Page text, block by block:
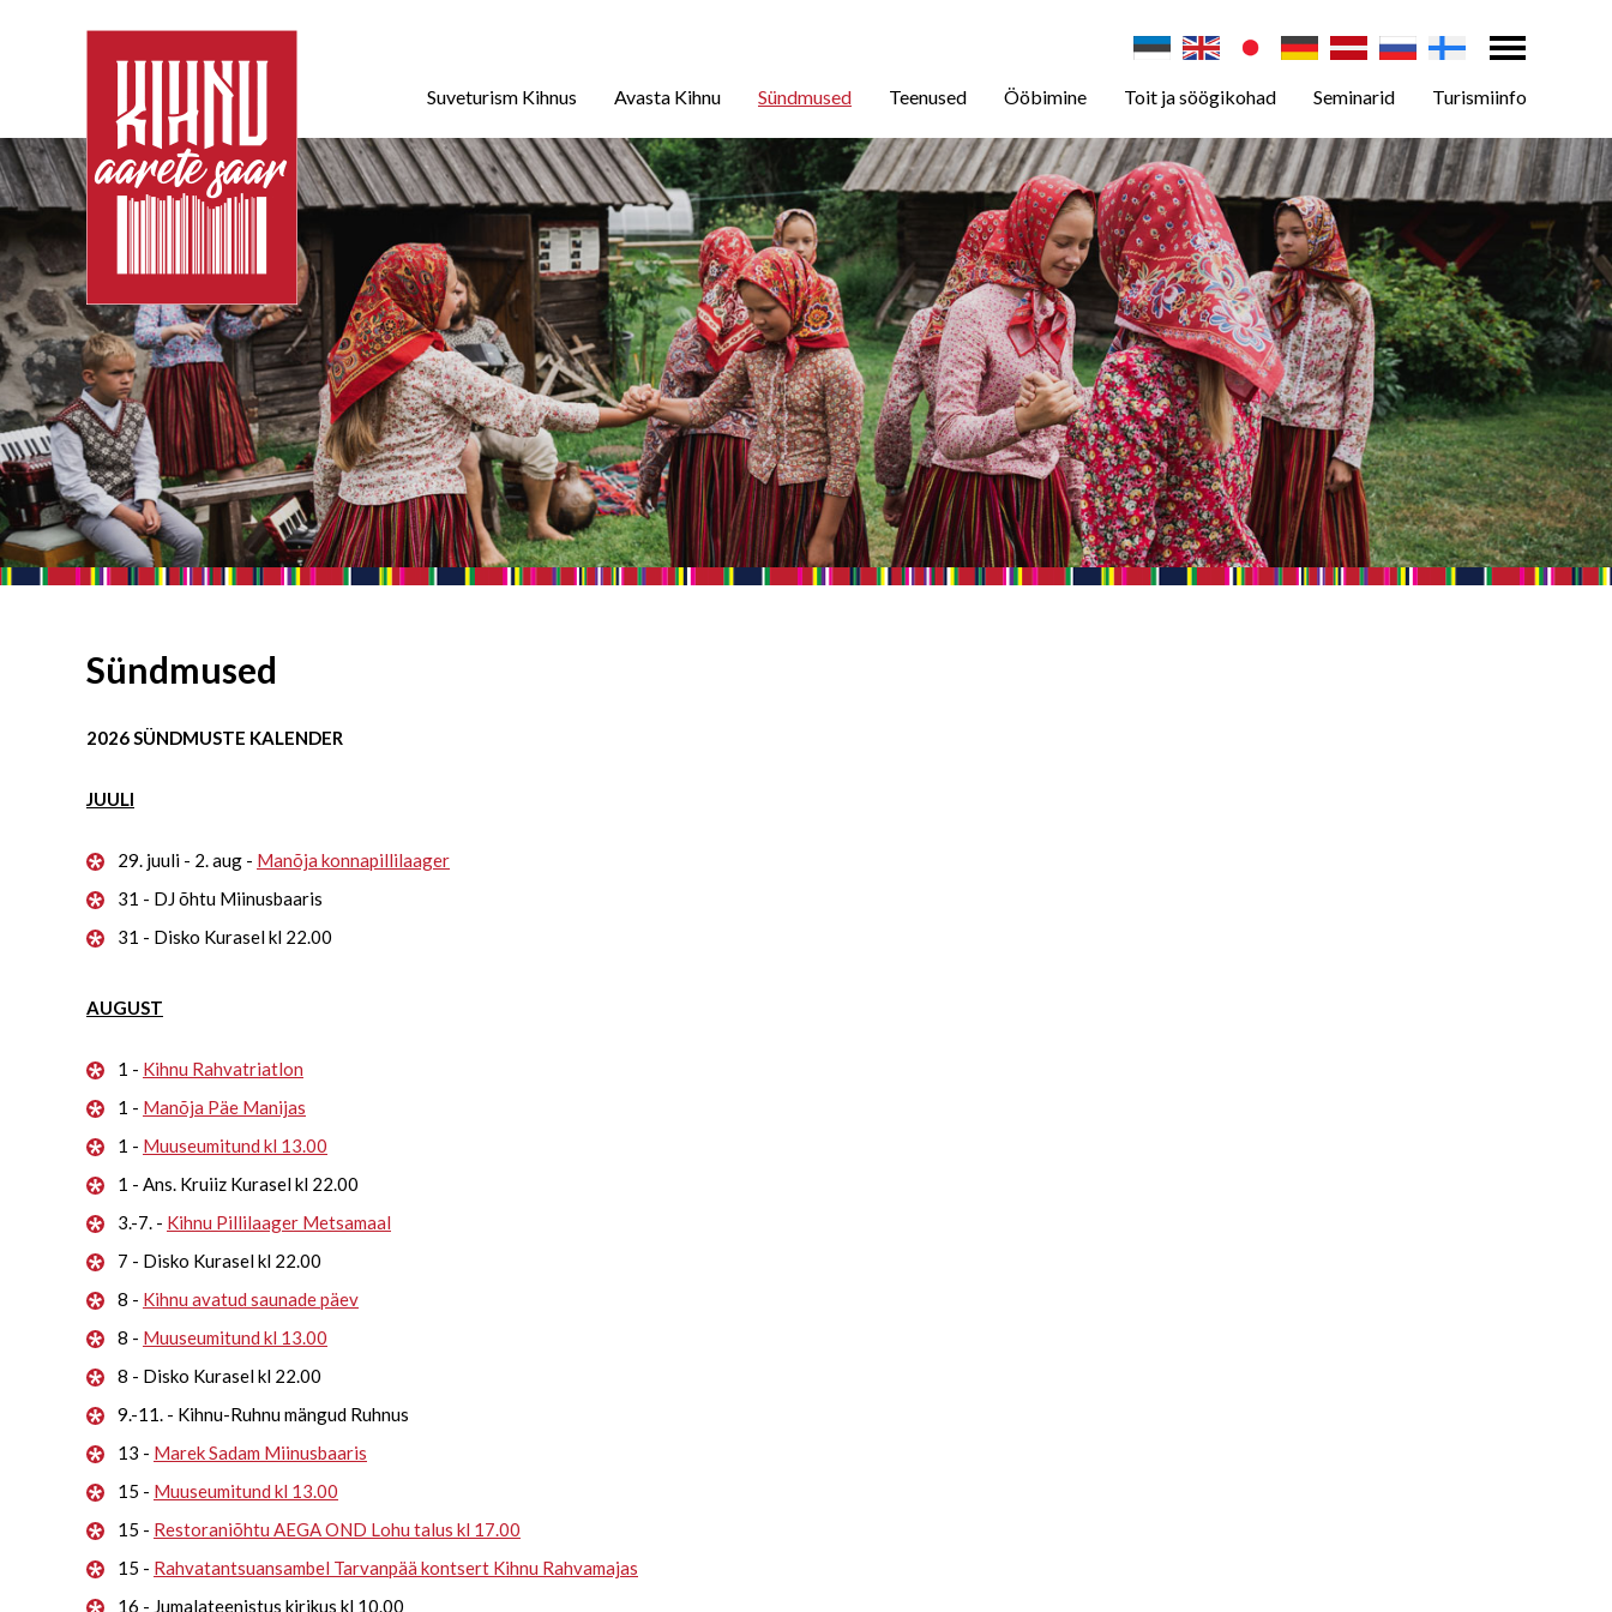
Suveturism Kihnus Avasta Kihnu Sündmused Teenused Ööbimine Toit ja söögikohad Seminarid Turismiinfo
Sündmused
2026 SÜNDMUSTE KALENDER
JUULI
29. juuli - 2. aug - Manõja konnapillilaager
31 - DJ õhtu Miinusbaaris
31 - Disko Kurasel kl 22.00
AUGUST
1 - Kihnu Rahvatriatlon
1 - Manõja Päe Manijas
1 - Muuseumitund kl 13.00
1 - Ans. Kruiiz Kurasel kl 22.00
3.-7. - Kihnu Pillilaager Metsamaal
7 - Disko Kurasel kl 22.00
8 - Kihnu avatud saunade päev
8 - Muuseumitund kl 13.00
8 - Disko Kurasel kl 22.00
9.-11. - Kihnu-Ruhnu mängud Ruhnus
13 - Marek Sadam Miinusbaaris
15 - Muuseumitund kl 13.00
15 - Restoraniõhtu AEGA OND Lohu talus kl 17.00
15 - Rahvatantsuansambel Tarvanpää kontsert Kihnu Rahvamajas
16 - Jumalateenistus kirikus kl 10.00